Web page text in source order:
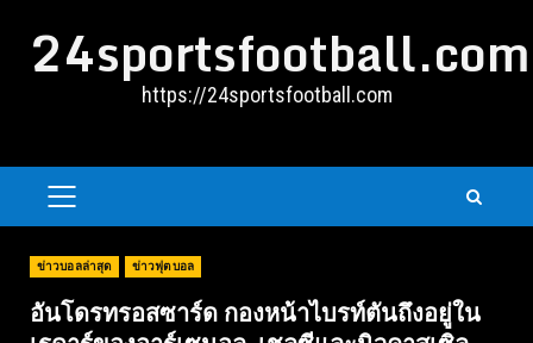
24sportsfootball.com
https://24sportsfootball.com
PRIMARY
ข่าวบอลล่าสุด ข่าวฟุตบอล
อันโดรทรอสซาร์ด กองหน้าไบรท์ตันถึงอยู่ใน